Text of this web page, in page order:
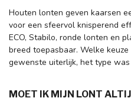
Houten lonten geven kaarsen
voor een sfeervol knisperend
ECO, Stabilo, ronde lonten en
breed toepasbaar. Welke
gewenste uiterlijk, het type
MOET IK MIJN LONT